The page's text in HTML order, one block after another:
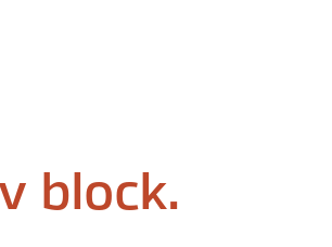
block.